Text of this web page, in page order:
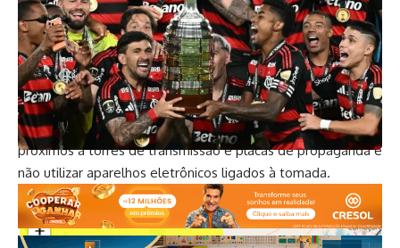
elétricas.
As principais instruções da Coordenação Municipal de
Defesa Civil (Compdec) são: em caso de rajadas de vento,
não buscar abrigo debaixo de árvores, devido ao leve risco
de queda e descargas elétricas, não estacionar veículos
próximos a torres de transmissão e placas de propaganda e
não utilizar aparelhos eletrônicos ligados à tomada.